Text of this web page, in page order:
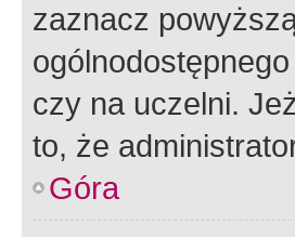
zaznacz
czy na uczelni.
to, że
Góra